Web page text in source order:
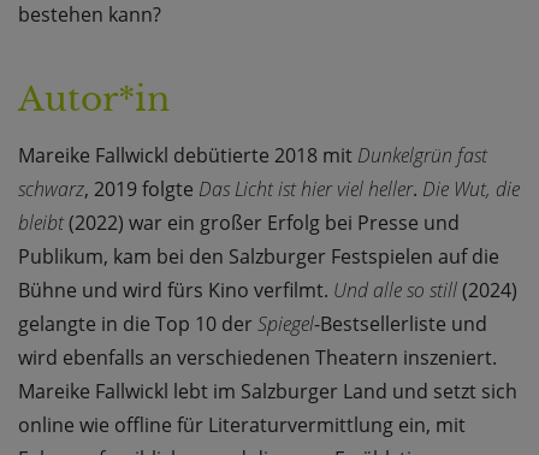
bestehen kann?
Autor*in
Mareike Fallwickl debütierte 2018 mit Dunkelgrün fast
schwarz, 2019 folgte Das Licht ist hier viel heller. Die Wut, die
bleibt(2022) war ein großer Erfolg bei Presse und
Publikum, kam bei den Salzburger Festspielen auf die
Bühne und wird fürs Kino verfilmt. Und alle so still(2024)
gelangte in die Top 10 derSpiegel-Bestsellerliste und
wird ebenfalls an verschiedenen Theatern inszeniert.
Mareike Fallwickl lebt im Salzburger Land und setzt sich
online wie offline für Literaturvermittlung ein, mit